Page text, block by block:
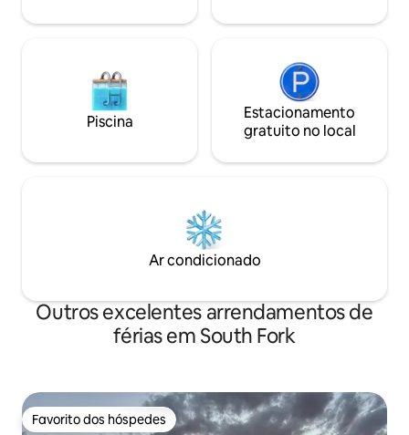
VANTAGENS DA🏔️ LOCALIZAÇÃO:
restaurantes locais Trilhas na montanha
DIVERSÃO EM QUATRO ESTAÇÕES:
Passeio a cavalo Campos de golfe
Passeios de trenó panorâmicos Raquete
noite aconchegante com chocolate
quente, prepare o jantar na grelha e
mergulhe na sua banheira de
hidromassagem privada sob as estrelas.
espera por você em South Fork! 🌲 ♨️ ⛷️
Piscina
Estacionamento
gratuito no local
Ar condicionado
Outros excelentes arrendamentos de
férias em South Fork
Favorito dos hóspedes
Favorito dos hóspedes